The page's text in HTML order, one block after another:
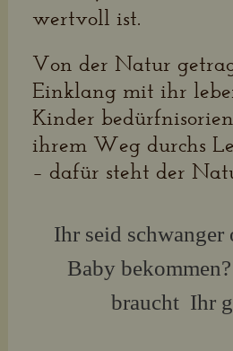
wertvoll ist.
Von der Natur
Einklang mit ihr
Kinder
ihrem Weg durchs
– dafür steht der
Ihr seid schwanger
Baby
braucht Ihr